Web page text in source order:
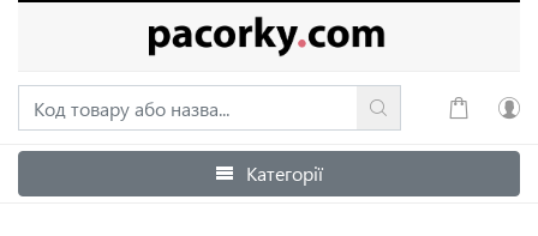
Увійти
Категорії